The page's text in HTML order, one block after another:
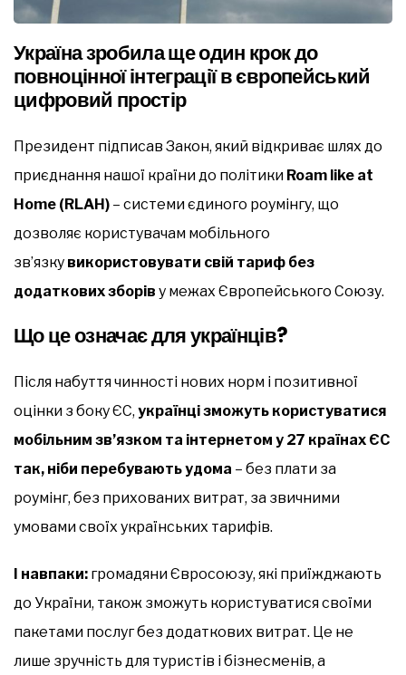
Україна зробила ще один крок до
повноцінної інтеграції в європейський
цифровий простір
Президент підписав Закон, який відкриває шлях до
приєднання нашої країни до політики Roam like at
Home (RLAH) – системи єдиного роумінгу, що
дозволяє користувачам мобільного
зв’язку використовувати свій тариф без
додаткових зборів у межах Європейського Союзу.
Що це означає для українців?
Після набуття чинності нових норм і позитивної
оцінки з боку ЄС, українці зможуть користуватися
мобільним зв’язком та інтернетом у 27 країнах ЄС
так, ніби перебувають удома – без плати за
роумінг, без прихованих витрат, за звичними
умовами своїх українських тарифів.
І навпаки: громадяни Євросоюзу, які приїжджають
до України, також зможуть користуватися своїми
пакетами послуг без додаткових витрат. Це не
лише зручність для туристів і бізнесменів, а